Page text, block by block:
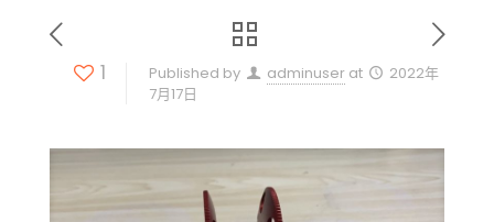
1 Published by adminuser at
2022年
7月17日